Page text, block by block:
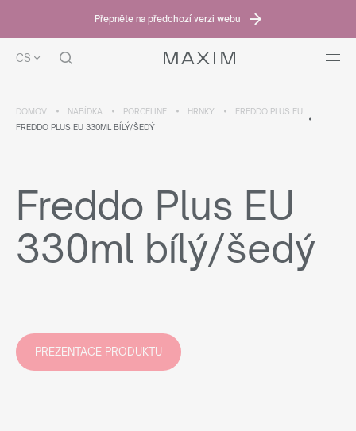
Přepněte na předchozí verzi webu
CS
DOMOV NABÍDKA PORCELINE HRNKY
FREDDO PLUS EU
FREDDO PLUS EU 330ML BÍLÝ/ŠEDÝ
Freddo Plus EU
330ml bílý/šedý
PREZENTACE PRODUKTU